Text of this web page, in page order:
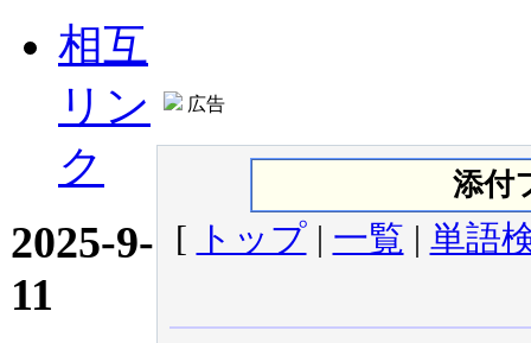
相互
リン
ク
2025-9-
11
広告
添付
[ トップ| 一覧 | 単語